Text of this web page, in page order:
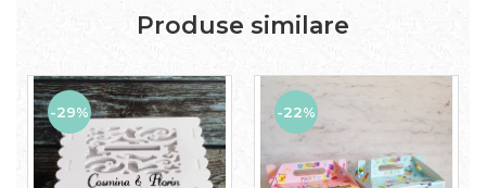
Produse similare
-29% -22%